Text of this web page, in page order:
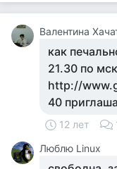
Валентина
как
21.30 по
http://
40
12 лет
Люблю Linux